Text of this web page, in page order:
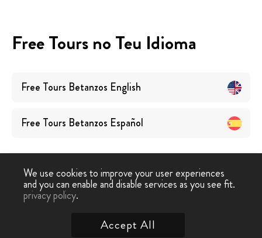
Free Tours no Teu Idioma
Free Tours Betanzos English
Free Tours Betanzos Español
Free Walking Tour
We use cookies to improve your user experiences
and you can enable and disable services as you see fit.
privacy policy.
Accept All